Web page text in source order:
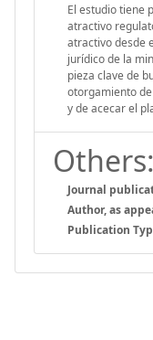
El estudio tiene
atractivo
atractivo desde
jurídico de la
pieza clave de
otorgamiento
y de acecar el
Others:
Journal
Author, as
Publication